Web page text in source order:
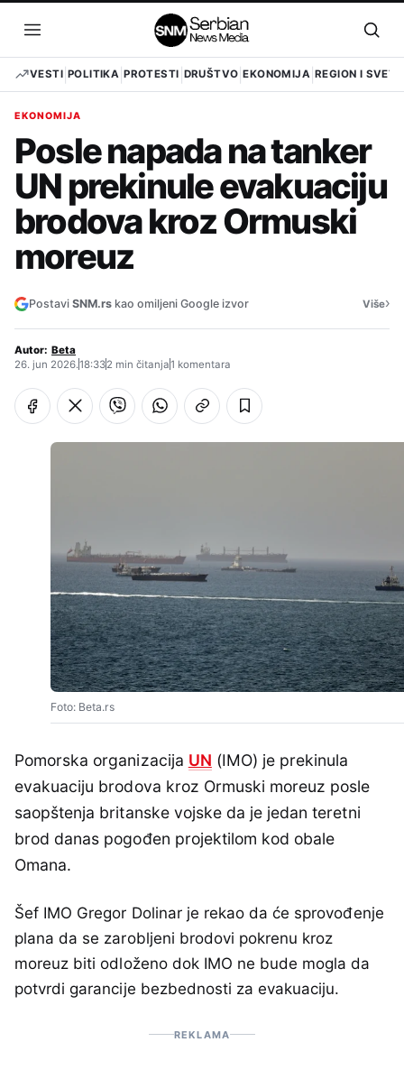
sadržaj
Otvori
meni
VESTI POLITIKA PROTESTI DRUŠTVO EKONOMIJA REGION I SVET
EKONOMIJA
Posle napada na tanker
UN prekinule evakuaciju
brodova kroz Ormuski
moreuz
Postavi SNM.rs kao omiljeni Google izvor Više›
Autor: Beta
26. jun 2026.18:332 min čitanja1 komentara
Foto: Beta.rs
Pomorska organizacija UN (IMO) je prekinula
evakuaciju brodova kroz Ormuski moreuz posle
saopštenja britanske vojske da je jedan teretni
brod danas pogođen projektilom kod obale
Omana.
Šef IMO Gregor Dolinar je rekao da će sprovođenje
plana da se zarobljeni brodovi pokrenu kroz
moreuz biti odloženo dok IMO ne bude mogla da
potvrdi garancije bezbednosti za evakuaciju.
REKLAMA